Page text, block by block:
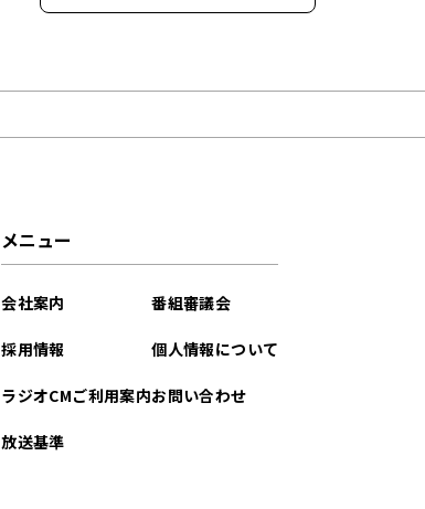
2022年10月
2021年12月
メニュー
会社案内
採用情報
ラジオCMご利用案内
放送基準
番組審議会
個人情報について
お問い合わせ